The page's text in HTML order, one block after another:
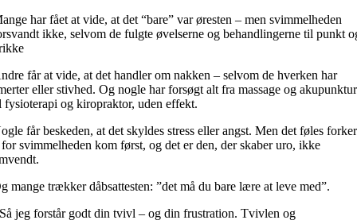
har fået at vide, at det “bare” var øresten – men svimmelheden
ikke, selvom de fulgte øvelserne og behandlingerne til punkt
får at vide, at det handler om nakken – selvom de hverken har
eller stivhed. Og nogle har forsøgt alt fra massage og akupunktur
fysioterapi og kiropraktor, uden effekt.
får beskeden, at det skyldes stress eller angst. Men det føles
svimmelheden kom først, og det er den, der skaber uro, ikke
mange trækker dåbsattesten: ”det må du bare lære at leve med”.
Så jeg forstår godt din tvivl – og din frustration. Tvivlen og